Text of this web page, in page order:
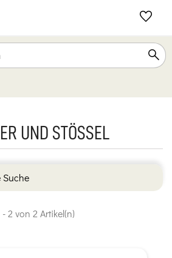
UND STÖSSEL
Suche
- 2 von 2 Artikel(n)